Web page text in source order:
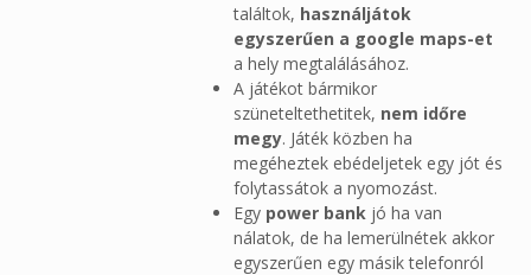
találtok, használjátok
egyszerűen a google maps-et
a hely megtalálásához.
A játékot bármikor
szüneteltethetitek, nem időre
megy. Játék közben ha
megéheztek ebédeljetek egy jót és
folytassátok a nyomozást.
Egy power bank jó ha van
nálatok, de ha lemerülnétek akkor
egyszerűen egy másik telefonról